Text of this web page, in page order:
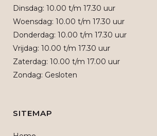
Dinsdag: 10.00 t/m 17.30 uur
Woensdag: 10.00 t/m 17.30 uur
Donderdag: 10.00 t/m 17.30 uur
Vrijdag: 10.00 t/m 17.30 uur
Zaterdag: 10.00 t/m 17.00 uur
Zondag: Gesloten
SITEMAP